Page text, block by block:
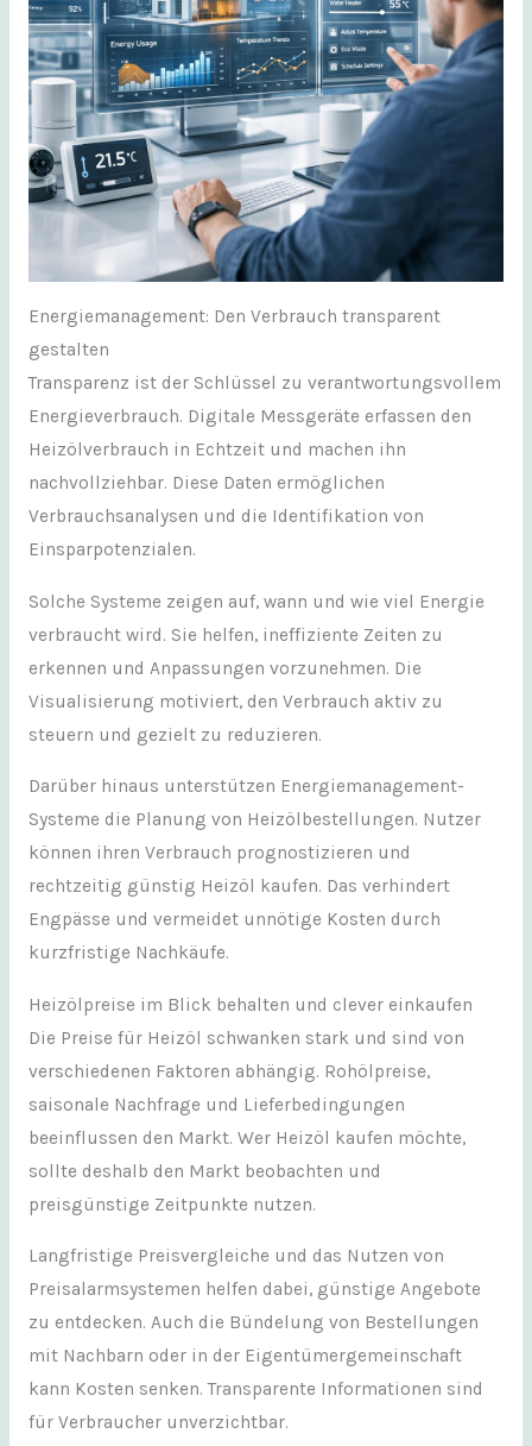
Energiemanagement: Den Verbrauch transparent
gestalten
Transparenz ist der Schlüssel zu verantwortungsvollem
Energieverbrauch. Digitale Messgeräte erfassen den
Heizölverbrauch in Echtzeit und machen ihn
nachvollziehbar. Diese Daten ermöglichen
Verbrauchsanalysen und die Identifikation von
Einsparpotenzialen.
Solche Systeme zeigen auf, wann und wie viel Energie
verbraucht wird. Sie helfen, ineffiziente Zeiten zu
erkennen und Anpassungen vorzunehmen. Die
Visualisierung motiviert, den Verbrauch aktiv zu
steuern und gezielt zu reduzieren.
Darüber hinaus unterstützen Energiemanagement-
Systeme die Planung von Heizölbestellungen. Nutzer
können ihren Verbrauch prognostizieren und
rechtzeitig günstig Heizöl kaufen. Das verhindert
Engpässe und vermeidet unnötige Kosten durch
kurzfristige Nachkäufe.
Heizölpreise im Blick behalten und clever einkaufen
Die Preise für Heizöl schwanken stark und sind von
verschiedenen Faktoren abhängig. Rohölpreise,
saisonale Nachfrage und Lieferbedingungen
beeinflussen den Markt. Wer Heizöl kaufen möchte,
sollte deshalb den Markt beobachten und
preisgünstige Zeitpunkte nutzen.
Langfristige Preisvergleiche und das Nutzen von
Preisalarmsystemen helfen dabei, günstige Angebote
zu entdecken. Auch die Bündelung von Bestellungen
mit Nachbarn oder in der Eigentümergemeinschaft
kann Kosten senken. Transparente Informationen sind
für Verbraucher unverzichtbar.